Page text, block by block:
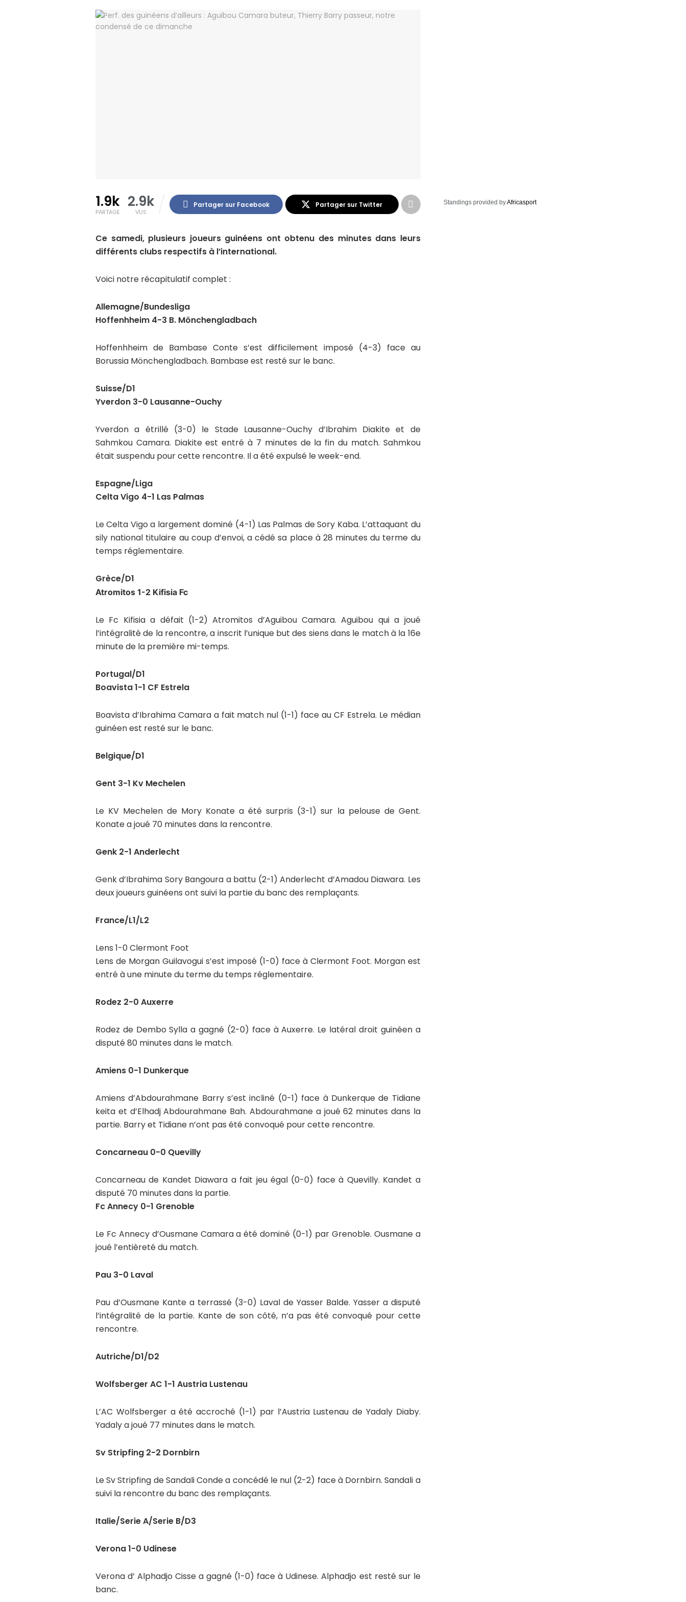
1.9k
PARTAGE
2.9k
VUS
Partager sur Facebook Partager sur Twitter
Ce samedi, plusieurs joueurs guinéens ont obtenu des minutes dans leurs
différents clubs respectifs à l’international.
Voici notre récapitulatif complet :
Allemagne/Bundesliga
Hoffenhheim 4-3 B. Mönchengladbach
Hoffenhheim de Bambase Conte s’est difficilement imposé (4-3) face au
Borussia Mönchengladbach. Bambase est resté sur le banc.
Suisse/D1
Yverdon 3-0 Lausanne-Ouchy
Yverdon a étrillé (3-0) le Stade Lausanne-Ouchy d’Ibrahim Diakite et de
Sahmkou Camara. Diakite est entré à 7 minutes de la fin du match. Sahmkou
était suspendu pour cette rencontre. Il a été expulsé le week-end.
Espagne/Liga
Celta Vigo 4-1 Las Palmas
Le Celta Vigo a largement dominé (4-1) Las Palmas de Sory Kaba. L’attaquant du
sily national titulaire au coup d’envoi, a cédé sa place à 28 minutes du terme du
temps réglementaire.
Grèce/D1
Atromitos 1-2 Kifisia Fc
Le Fc Kifisia a défait (1-2) Atromitos d’Aguibou Camara. Aguibou qui a joué
l’intégralité de la rencontre, a inscrit l’unique but des siens dans le match à la 16e
minute de la première mi-temps.
Portugal/D1
Boavista 1-1 CF Estrela
Boavista d’Ibrahima Camara a fait match nul (1-1) face au CF Estrela. Le médian
guinéen est resté sur le banc.
Belgique/D1
Gent 3-1 Kv Mechelen
Le KV Mechelen de Mory Konate a été surpris (3-1) sur la pelouse de Gent.
Konate a joué 70 minutes dans la rencontre.
Genk 2-1 Anderlecht
Genk d’Ibrahima Sory Bangoura a battu (2-1) Anderlecht d’Amadou Diawara. Les
deux joueurs guinéens ont suivi la partie du banc des remplaçants.
France/L1/L2
Lens 1-0 Clermont Foot
Lens de Morgan Guilavogui s’est imposé (1-0) face à Clermont Foot. Morgan est
entré à une minute du terme du temps réglementaire.
Rodez 2-0 Auxerre
Rodez de Dembo Sylla a gagné (2-0) face à Auxerre. Le latéral droit guinéen a
disputé 80 minutes dans le match.
Amiens 0-1 Dunkerque
Amiens d’Abdourahmane Barry s’est incliné (0-1) face à Dunkerque de Tidiane
keita et d’Elhadj Abdourahmane Bah. Abdourahmane a joué 62 minutes dans la
partie. Barry et Tidiane n’ont pas été convoqué pour cette rencontre.
Concarneau 0-0 Quevilly
Concarneau de Kandet Diawara a fait jeu égal (0-0) face à Quevilly. Kandet a
disputé 70 minutes dans la partie.
Fc Annecy 0-1 Grenoble
Le Fc Annecy d’Ousmane Camara a été dominé (0-1) par Grenoble. Ousmane a
joué l’entièreté du match.
Pau 3-0 Laval
Pau d’Ousmane Kante a terrassé (3-0) Laval de Yasser Balde. Yasser a disputé
l’intégralité de la partie. Kante de son côté, n’a pas été convoqué pour cette
rencontre.
Autriche/D1/D2
Wolfsberger AC 1-1 Austria Lustenau
L’AC Wolfsberger a été accroché (1-1) par l’Austria Lustenau de Yadaly Diaby.
Yadaly a joué 77 minutes dans le match.
Sv Stripfing 2-2 Dornbirn
Le Sv Stripfing de Sandali Conde a concédé le nul (2-2) face à Dornbirn. Sandali a
suivi la rencontre du banc des remplaçants.
Italie/Serie A/Serie B/D3
Verona 1-0 Udinese
Verona d’ Alphadjo Cisse a gagné (1-0) face à Udinese. Alphadjo est resté sur le
banc.
Standings provided byAfricasport